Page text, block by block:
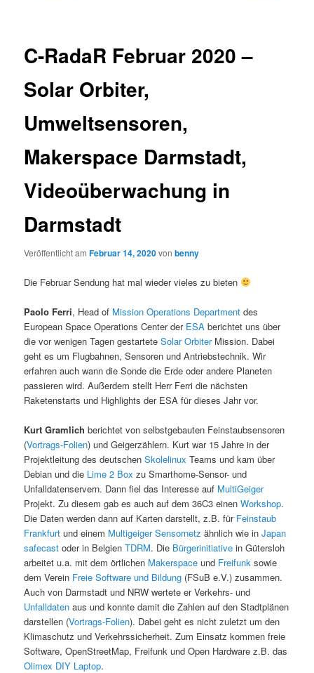
C-RadaR Februar 2020 –
Solar Orbiter,
Umweltsensoren,
Makerspace Darmstadt,
Videoüberwachung in
Darmstadt
Veröffentlicht amFebruar 14, 2020vonbenny
Die Februar Sendung hat mal wieder vieles zu bieten
Paolo Ferri, Head of Mission Operations Department des
European Space Operations Center der ESA berichtet uns über
die vor wenigen Tagen gestarteteSolar OrbiterMission. Dabei
geht es um Flugbahnen, Sensoren und Antriebstechnik. Wir
erfahren auch wann die Sonde die Erde oder andere Planeten
passieren wird. Außerdem stellt Herr Ferri die nächsten
Raketenstarts und Highlights der ESA für dieses Jahr vor.
Kurt Gramlich berichtet von selbstgebauten Feinstaubsensoren
(Vortrags-Folien) und Geigerzählern. Kurt war 15 Jahre in der
Projektleitung des deutschenSkolelinux Teams und kam über
Debian und die Lime 2 Box zu Smarthome-Sensor- und
Unfalldatenservern. Dann fiel das Interesse auf MultiGeiger
Projekt. Zu diesem gab es auch auf dem 36C3 einenWorkshop.
Die Daten werden dann auf Karten darstellt, z.B. für Feinstaub
Frankfurt und einem Multigeiger Sensornetz ähnlich wie inJapan
safecast oder in BelgienTDRM. Die Bürgerinitiative in Gütersloh
arbeitet u.a. mit dem örtlichen Makerspace und Freifunk sowie
dem Verein Freie Software und Bildung (FSuB e.V.) zusammen.
Auch von Darmstadt und NRW wertete er Verkehrs- und
Unfalldaten aus und konnte damit die Zahlen auf den Stadtplänen
darstellen (Vortrags-Folien). Dabei geht es nicht zuletzt um den
Klimaschutz und Verkehrssicherheit. Zum Einsatz kommen freie
Software, OpenStreetMap, Freifunk und Open Hardware z.B. das
Olimex DIY Laptop.